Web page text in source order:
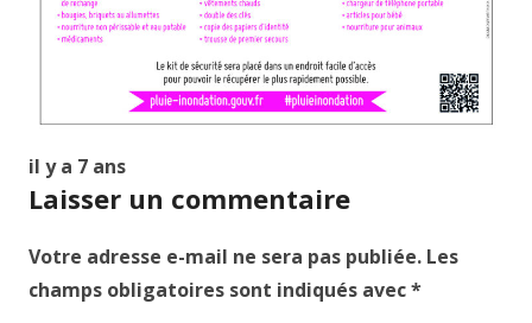
il y a 7 ans
Laisser un commentaire
Votre adresse e-mail ne sera pas publiée. Les
champs obligatoires sont indiqués avec*